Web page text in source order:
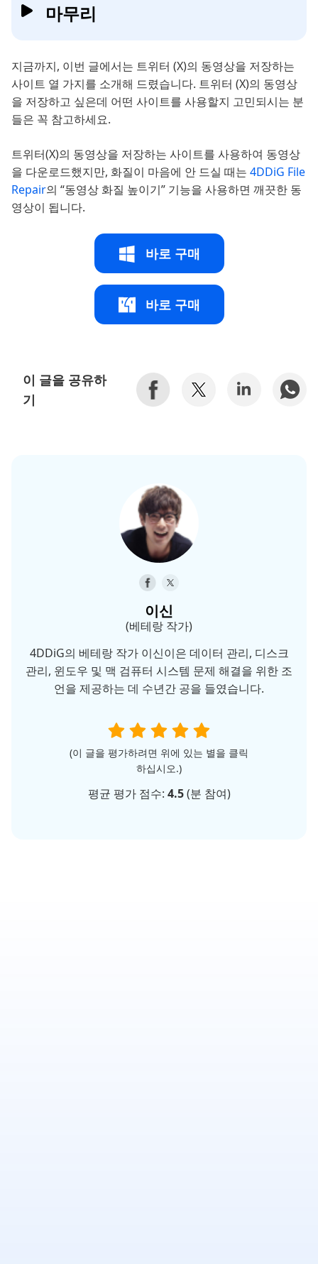
마무리
지금까지, 이번 글에서는 트위터 (X)의 동영상을 저장하는
사이트 열 가지를 소개해 드렸습니다. 트위터 (X)의 동영상
을 저장하고 싶은데 어떤 사이트를 사용할지 고민되시는 분
들은 꼭 참고하세요.
트위터(X)의 동영상을 저장하는 사이트를 사용하여 동영상
을 다운로드했지만, 화질이 마음에 안 드실 때는 4DDiG File
Repair의 “동영상 화질 높이기” 기능을 사용하면 깨끗한 동
영상이 됩니다.
바로 구매
바로 구매
이 글을 공유하
기
이신
(베테랑 작가)
4DDiG의 베테랑 작가 이신이은 데이터 관리, 디스크
관리, 윈도우 및 맥 검퓨터 시스템 문제 해결을 위한 조
언을 제공하는 데 수년간 공을 들였습니다.
(이 글을 평가하려면 위에 있는 별을 클릭
하십시오.)
평균 평가 점수: 4.5(분 참여)